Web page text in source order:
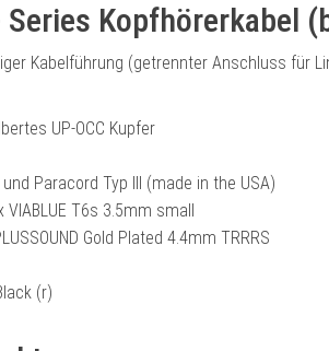
Series Kopfhörerkabel
Kabelführung (getrennter Anschluss für
UP-OCC Kupfer
Paracord Typ III (made in the USA)
T6s 3.5mm small
Gold Plated 4.4mm TRRRS
(r)